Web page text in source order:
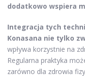
dodatkowo wspiera
Integracja tych
Konasana nie tylko
wpływa korzystnie na
Regularna praktyka
zarówno dla zdrowia